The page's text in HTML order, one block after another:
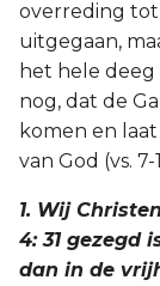
overreding
uitgegaan,
het hele
nog, dat de
komen en
van God (vs. 7-
1. Wij
4: 31 gezegd
dan in de